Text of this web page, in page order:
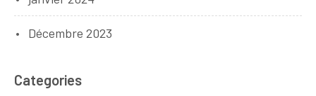
Décembre 2023
Categories